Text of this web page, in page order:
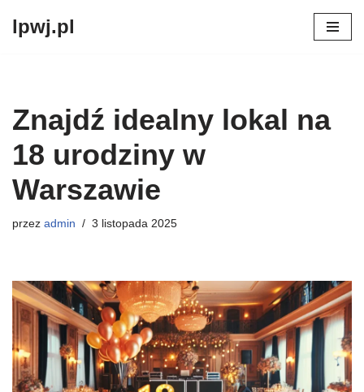
lpwj.pl
Znajdź idealny lokal na
18 urodziny w
Warszawie
przez admin 3 listopada 2025